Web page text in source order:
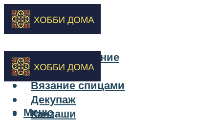
Бисероплетение
Вышивка
Вязание спицами
Декупаж
Канзаши
Меню